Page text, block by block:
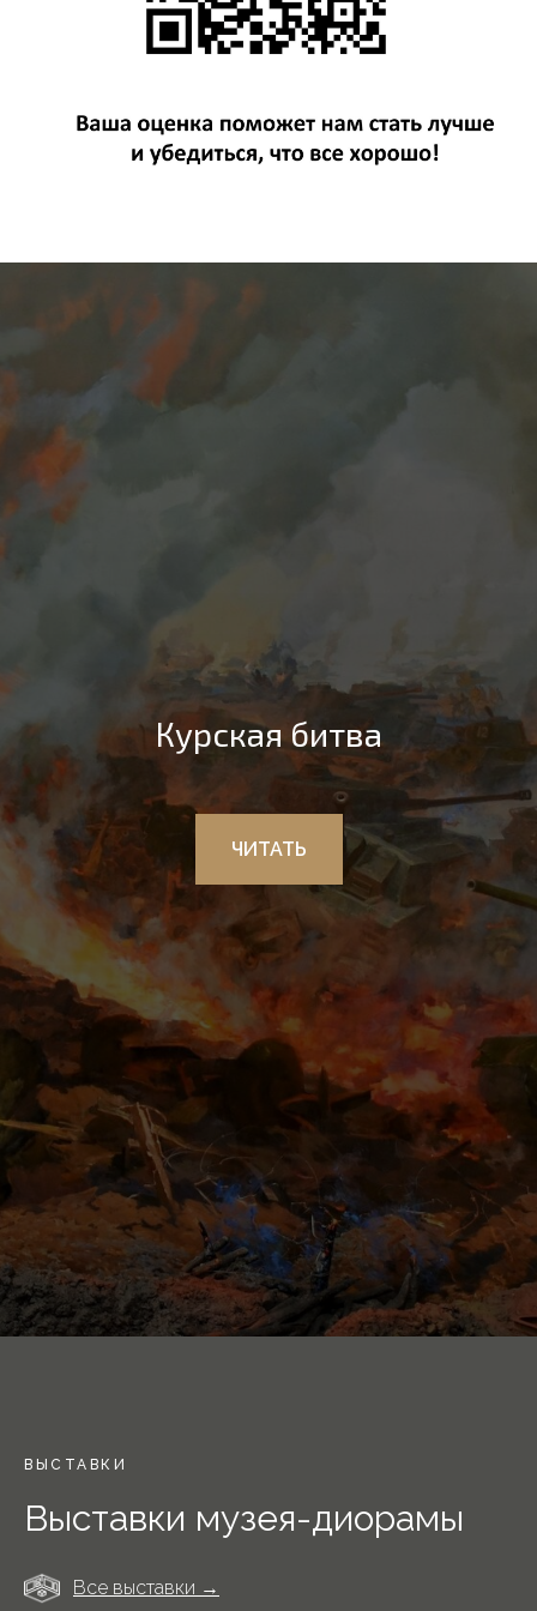
Курская битва
ЧИТАТЬ
ВЫСТАВКИ
Выставки музея-диорамы
Все выставки →